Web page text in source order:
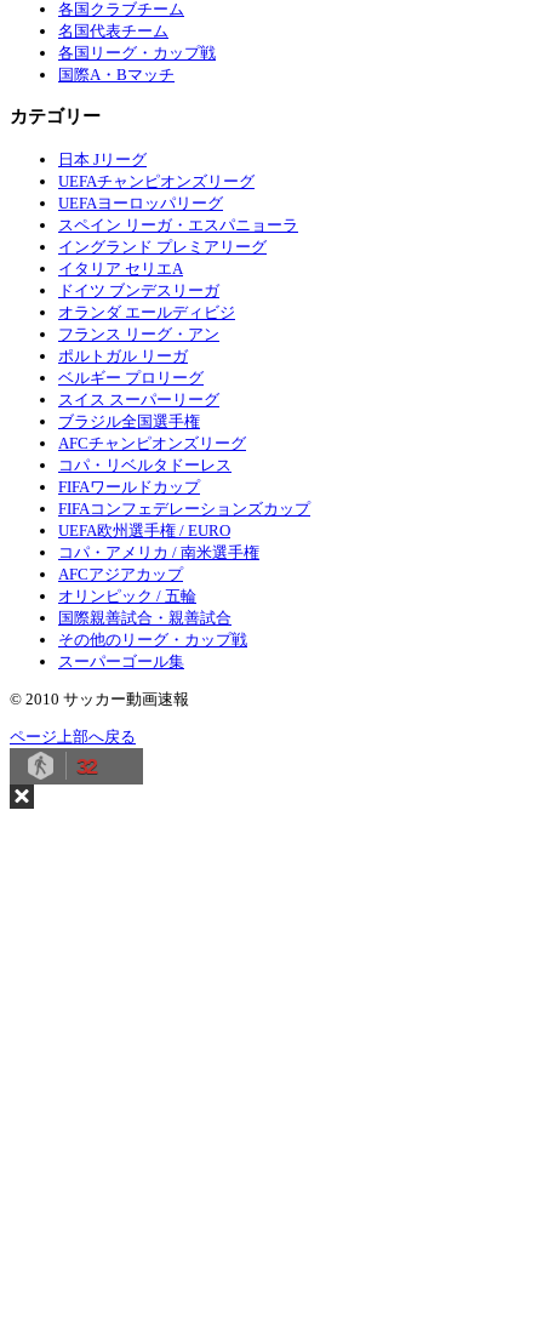
各国クラブチーム
名国代表チーム
各国リーグ・カップ戦
国際A・Bマッチ
カテゴリー
日本 Jリーグ
UEFAチャンピオンズリーグ
UEFAヨーロッパリーグ
スペイン リーガ・エスパニョーラ
イングランド プレミアリーグ
イタリア セリエA
ドイツ ブンデスリーガ
オランダ エールディビジ
フランス リーグ・アン
ポルトガル リーガ
ベルギー プロリーグ
スイス スーパーリーグ
ブラジル全国選手権
AFCチャンピオンズリーグ
コパ・リベルタドーレス
FIFAワールドカップ
FIFAコンフェデレーションズカップ
UEFA欧州選手権 / EURO
コパ・アメリカ / 南米選手権
AFCアジアカップ
オリンピック / 五輪
国際親善試合・親善試合
その他のリーグ・カップ戦
スーパーゴール集
© 2010 サッカー動画速報
ページ上部へ戻る
32